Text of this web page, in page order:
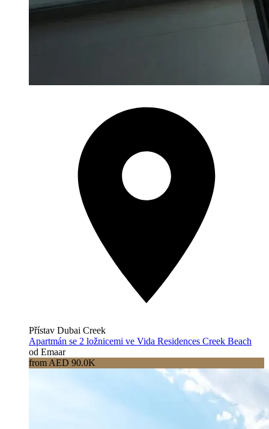
Přístav Dubai Creek
Apartmán se 2 ložnicemi ve Vida Residences Creek Beach
od Emaar
from AED 90.0K